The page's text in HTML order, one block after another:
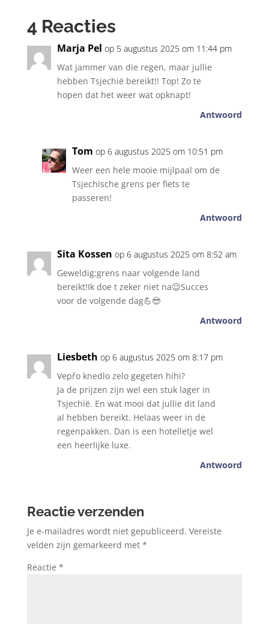
4 Reacties
Marja Pel op 5 augustus 2025 om 11:44 pm
Wat jammer van die regen, maar jullie
hebben Tsjechië bereikt!! Top! Zo te
hopen dat het weer wat opknapt!
Antwoord
Tom op 6 augustus 2025 om 10:51 pm
Weer een hele mooie mijlpaal om de
Tsjechische grens per fiets te
passeren!
Antwoord
Sita Kossen op 6 augustus 2025 om 8:52 am
Geweldig;grens naar volgende land
bereikt!Ik doe t zeker niet na😉Succes
voor de volgende dag💪😎
Antwoord
Liesbeth op 6 augustus 2025 om 8:17 pm
Vepřo knedlo zelo gegeten hihi?
Ja de prijzen zijn wel een stuk lager in
Tsjechië. En wat mooi dat jullie dit land
al hebben bereikt. Helaas weer in de
regenpakken. Dan is een hotelletje wel
een heerlijke luxe.
Antwoord
Reactie verzenden
Je e-mailadres wordt niet gepubliceerd. Vereiste
velden zijn gemarkeerd met *
Reactie *